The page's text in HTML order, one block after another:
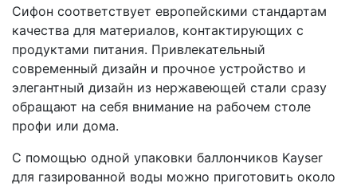
Сифон соответствует европейскими стандартам
качества для материалов, контактирующих с
продуктами питания. Привлекательный
современный дизайн и прочное устройство и
элегантный дизайн из нержавеющей стали сразу
обращают на себя внимание на рабочем столе
профи или дома.
С помощью одной упаковки баллончиков Kayser
для газированной воды можно приготовить около